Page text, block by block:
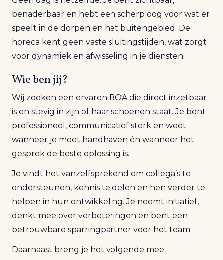
benaderbaar en hebt een scherp oog voor wat er
speelt in de dorpen en het buitengebied. De
horeca kent geen vaste sluitingstijden, wat zorgt
voor dynamiek en afwisseling in je diensten.
Wie ben jij?
Wij zoeken een ervaren BOA die direct inzetbaar
is en stevig in zijn of haar schoenen staat. Je bent
professioneel, communicatief sterk en weet
wanneer je moet handhaven én wanneer het
gesprek de beste oplossing is.
Je vindt het vanzelfsprekend om collega’s te
ondersteunen, kennis te delen en hen verder te
helpen in hun ontwikkeling. Je neemt initiatief,
denkt mee over verbeteringen en bent een
betrouwbare sparringpartner voor het team.
Daarnaast breng je het volgende mee: